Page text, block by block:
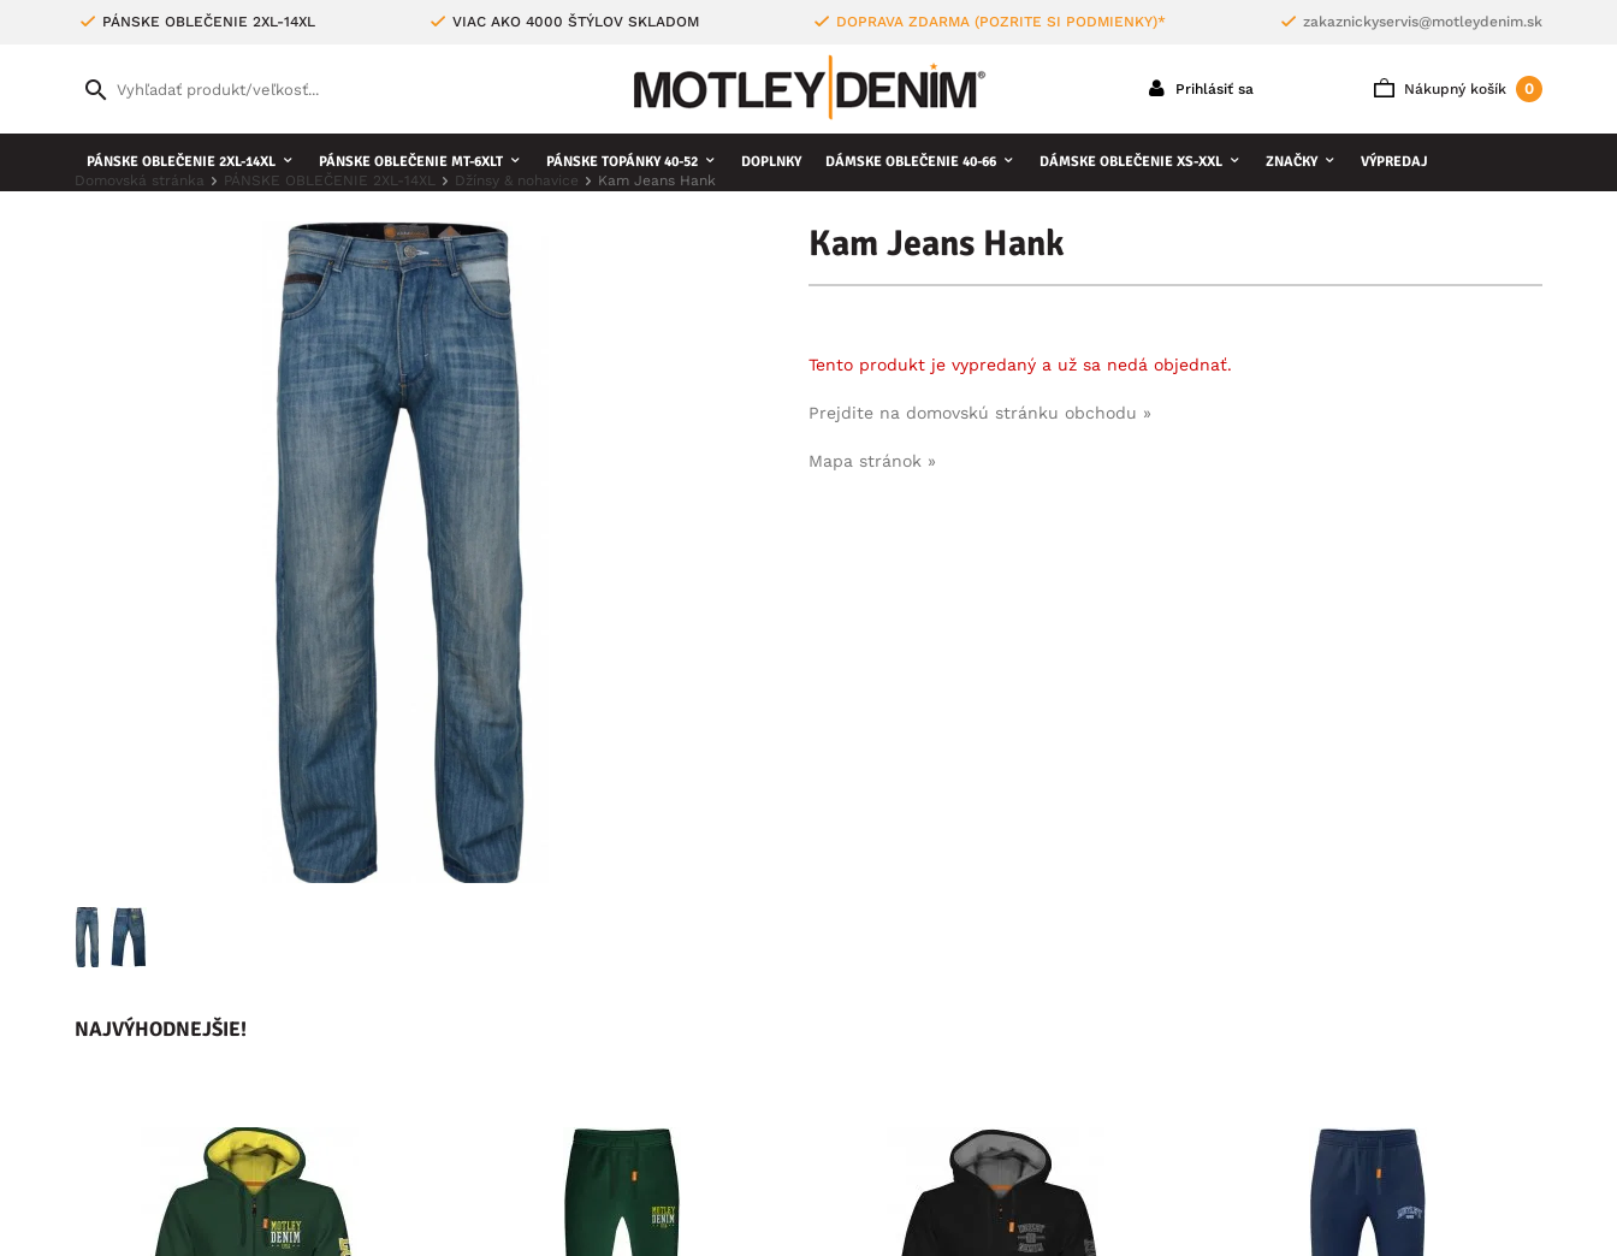
PÁNSKE OBLEČENIE 2XL-14XL VIAC AKO 4000 ŠTÝLOV SKLADOM DOPRAVA ZDARMA (POZRITE SI PODMIENKY)* zakaznickyservis@motleydenim.sk
Nákupný košík 0
Prihlásiť sa
PÁNSKE OBLEČENIE 2XL-14XL PÁNSKE OBLEČENIE MT-6XLT PÁNSKE TOPÁNKY 40-52 DOPLNKY DÁMSKE OBLEČENIE 40-66 DÁMSKE OBLEČENIE XS-XXL ZNAČKY VÝPREDAJ
Domovská stránka PÁNSKE OBLEČENIE 2XL-14XL Džínsy & nohavice Kam Jeans Hank
Kam Jeans Hank
Tento produkt je vypredaný a už sa nedá objednať.
Prejdite na domovskú stránku obchodu »
Mapa stránok »
NAJVÝHODNEJŠIE!